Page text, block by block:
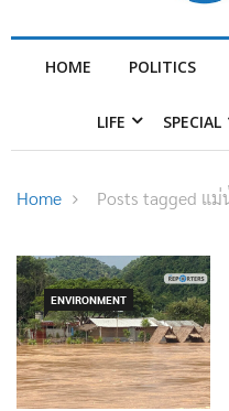
HOME POLITICS
LIFE SPECIAL
Home Posts tagged แม่
ENVIRONMENT